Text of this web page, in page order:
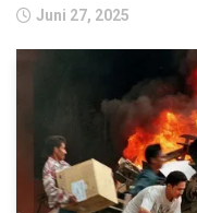
Juni 27, 2025